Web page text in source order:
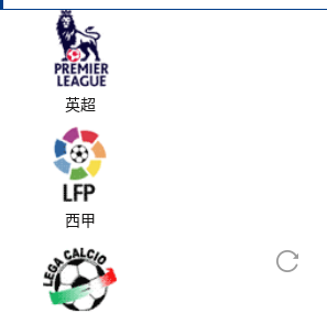
英超
西甲